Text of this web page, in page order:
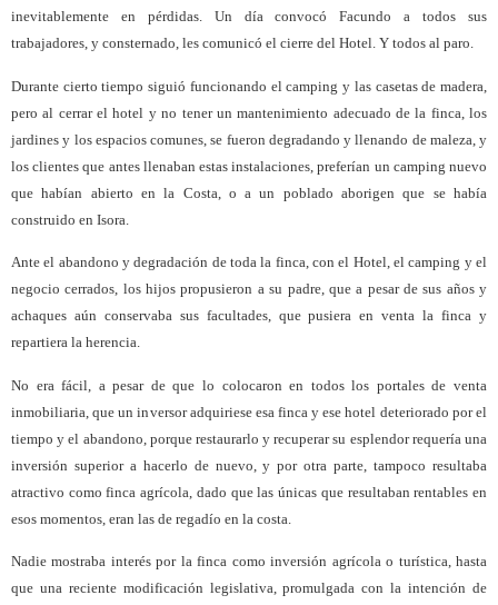
inevitablemente en pérdidas. Un día convocó Facundo a todos sus
trabajadores, y consternado, les comunicó el cierre del Hotel. Y todos al paro.
Durante cierto tiempo siguió funcionando el camping y las casetas de madera,
pero al cerrar el hotel y no tener un mantenimiento adecuado de la finca, los
jardines y los espacios comunes, se fueron degradando y llenando de maleza, y
los clientes que antes llenaban estas instalaciones, preferían un camping nuevo
que habían abierto en la Costa, o a un poblado aborigen que se había
construido en Isora.
Ante el abandono y degradación de toda la finca, con el Hotel, el camping y el
negocio cerrados, los hijos propusieron a su padre, que a pesar de sus años y
achaques aún conservaba sus facultades, que pusiera en venta la finca y
repartiera la herencia.
No era fácil, a pesar de que lo colocaron en todos los portales de venta
inmobiliaria, que un inversor adquiriese esa finca y ese hotel deteriorado por el
tiempo y el abandono, porque restaurarlo y recuperar su esplendor requería una
inversión superior a hacerlo de nuevo, y por otra parte, tampoco resultaba
atractivo como finca agrícola, dado que las únicas que resultaban rentables en
esos momentos, eran las de regadío en la costa.
Nadie mostraba interés por la finca como inversión agrícola o turística, hasta
que una reciente modificación legislativa, promulgada con la intención de